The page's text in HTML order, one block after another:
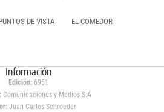
DE VISTA EL COMEDOR
Información
Edición: 6951
Comunicaciones y Medios S.A
Juan Carlos Schroeder